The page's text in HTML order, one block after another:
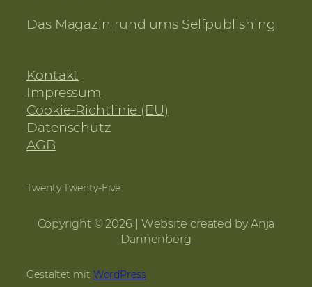
Das Magazin rund ums Selfpublishing
Kontakt
Impressum
Cookie-Richtlinie (EU)
Datenschutz
AGB
Twenty Twenty-Five
Copyright © 2026 | Website created by Anja
Dannenberg
Gestaltet mit WordPress